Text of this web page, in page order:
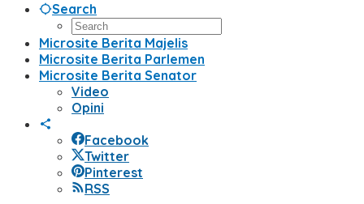
Search
Microsite Berita Majelis
Microsite Berita Parlemen
Microsite Berita Senator
Video
Opini
Facebook
Twitter
Pinterest
RSS